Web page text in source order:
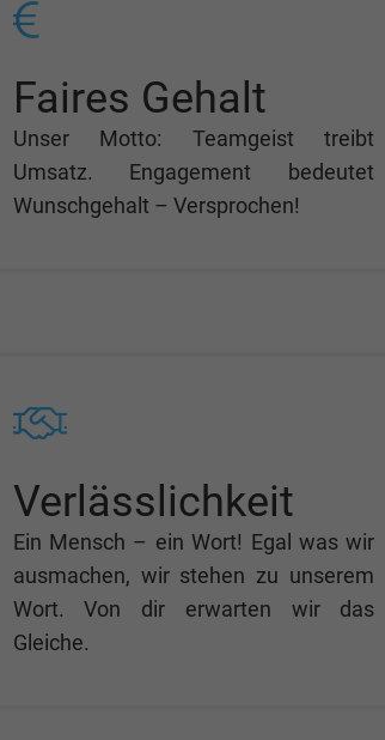
Faires Gehalt
Unser Motto: Teamgeist treibt
Umsatz. Engagement bedeutet
Wunschgehalt – Versprochen!
Verlässlichkeit
Ein Mensch – ein Wort! Egal was wir
ausmachen, wir stehen zu unserem
Wort. Von dir erwarten wir das
Gleiche.